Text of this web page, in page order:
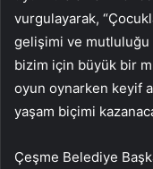
vurgulayarak,
gelişimi ve
bizim için büyük bir
oyun oynarken keyif
yaşam biçimi
Çeşme Belediye